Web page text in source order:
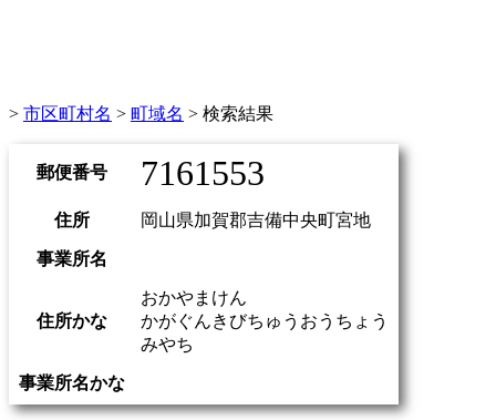
> 市区町村名 > 町域名 > 検索結果
郵便番号 7161553
住所 岡山県加賀郡吉備中央町宮地
事業所名
住所かな
おかやまけん
かがぐんきびちゅうおうちょう
みやち
事業所名かな